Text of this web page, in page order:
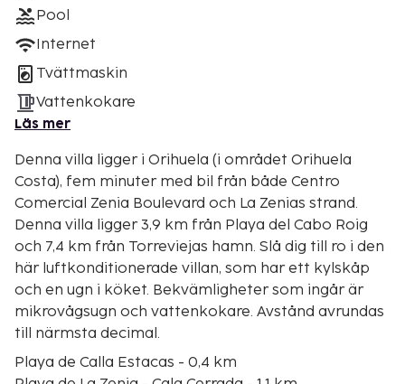
Pool
Internet
Tvättmaskin
Vattenkokare
Läs mer
Denna villa ligger i Orihuela (i området Orihuela
Costa), fem minuter med bil från både Centro
Comercial Zenia Boulevard och La Zenias strand.
Denna villa ligger 3,9 km från Playa del Cabo Roig
och 7,4 km från Torreviejas hamn. Slå dig till ro i den
här luftkonditionerade villan, som har ett kylskåp
och en ugn i köket. Bekvämligheter som ingår är
mikrovågsugn och vattenkokare. Avstånd avrundas
till närmsta decimal.
Playa de Calla Estacas - 0,4 km